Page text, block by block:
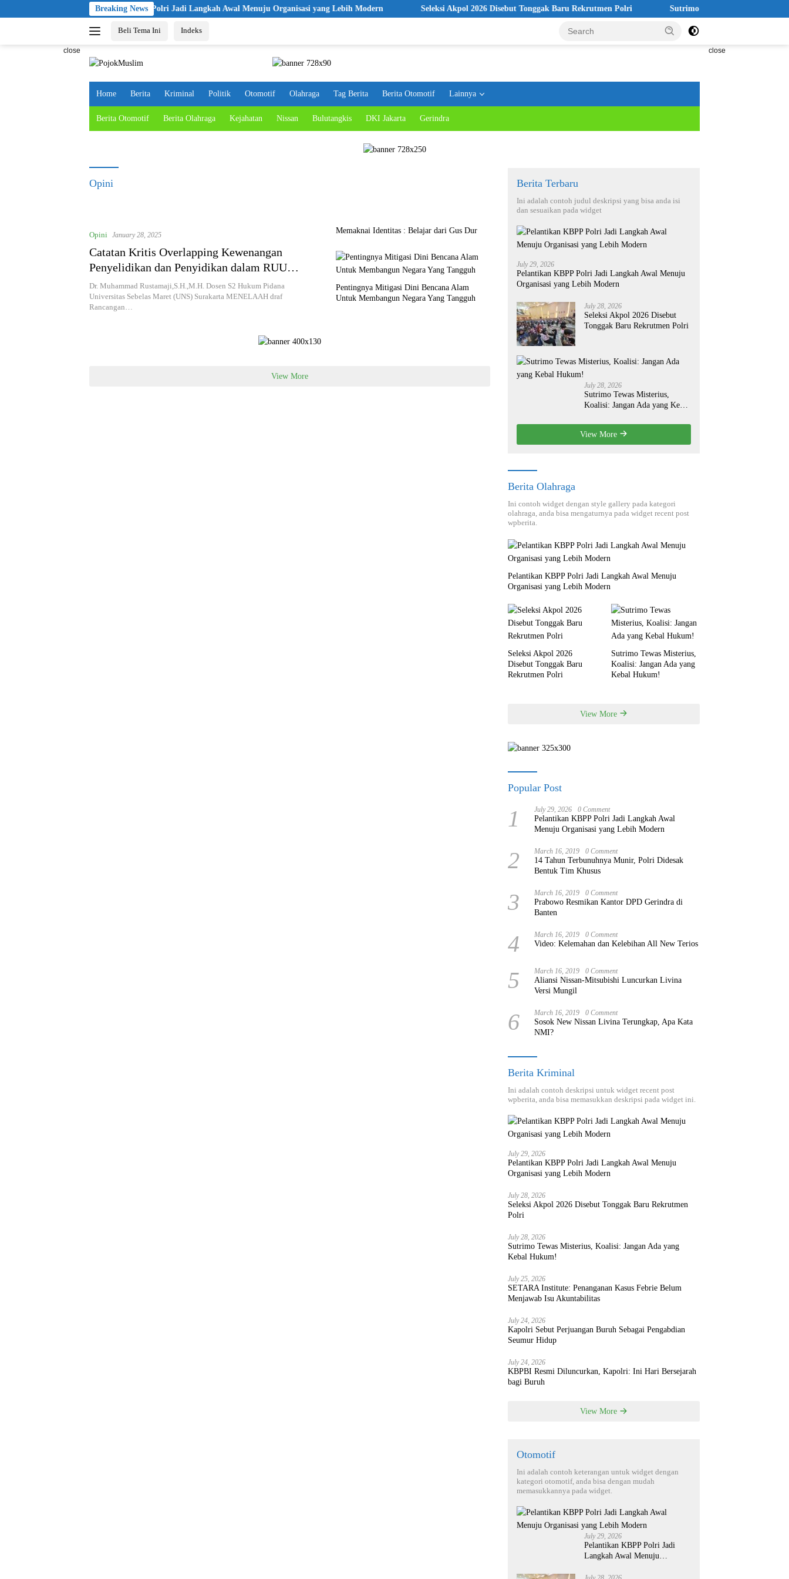
to
Breaking News
Pelantikan KBPP Polri Jadi Langkah Awal Menuju Organisasi yang Lebih Modern Seleksi Akpol 2026 Disebut Tonggak Baru Rekrutmen Polri Sutrimo Tewas Misterius, Koalisi:
Beli Tema Ini Indeks
close close
Home Berita Kriminal Politik Otomotif Olahraga Tag Berita Berita Otomotif Lainnya
Berita Otomotif Berita Olahraga Kejahatan Nissan Bulutangkis DKI Jakarta Gerindra
Opini
Opini January 28, 2025
Catatan Kritis Overlapping Kewenangan
Penyelidikan dan Penyidikan dalam RUU
KUHAP
Dr. Muhammad Rustamaji,S.H.,M.H. Dosen S2 Hukum Pidana
Universitas Sebelas Maret (UNS) Surakarta MENELAAH draf
Rancangan…
Memaknai Identitas : Belajar dari Gus Dur
Pentingnya Mitigasi Dini Bencana Alam
Untuk Membangun Negara Yang Tangguh
View More
Berita Terbaru
Ini adalah contoh judul deskripsi yang bisa anda isi
dan sesuaikan pada widget
July 29, 2026
Pelantikan KBPP Polri Jadi Langkah Awal Menuju
Organisasi yang Lebih Modern
July 28, 2026
Seleksi Akpol 2026 Disebut
Tonggak Baru Rekrutmen Polri
July 28, 2026
Sutrimo Tewas Misterius,
Koalisi: Jangan Ada yang Kebal
View More
Berita Olahraga
Ini contoh widget dengan style gallery pada kategori
olahraga, anda bisa mengaturnya pada widget recent post
wpberita.
Pelantikan KBPP Polri Jadi Langkah Awal Menuju
Organisasi yang Lebih Modern
Seleksi Akpol 2026
Disebut Tonggak Baru
Rekrutmen Polri
Sutrimo Tewas Misterius,
Koalisi: Jangan Ada yang
Kebal Hukum!
View More
Popular Post
1 July 29, 2026 0 Comment
Pelantikan KBPP Polri Jadi Langkah Awal
Menuju Organisasi yang Lebih Modern
2 March 16, 2019 0 Comment
14 Tahun Terbunuhnya Munir, Polri Didesak
Bentuk Tim Khusus
3 March 16, 2019 0 Comment
Prabowo Resmikan Kantor DPD Gerindra di
Banten
4 March 16, 2019 0 Comment
Video: Kelemahan dan Kelebihan All New Terios
5 March 16, 2019 0 Comment
Aliansi Nissan-Mitsubishi Luncurkan Livina
Versi Mungil
6 March 16, 2019 0 Comment
Sosok New Nissan Livina Terungkap, Apa Kata
NMI?
Berita Kriminal
Ini adalah contoh deskripsi untuk widget recent post
wpberita, anda bisa memasukkan deskripsi pada widget ini.
July 29, 2026
Pelantikan KBPP Polri Jadi Langkah Awal Menuju
Organisasi yang Lebih Modern
July 28, 2026
Seleksi Akpol 2026 Disebut Tonggak Baru Rekrutmen
Polri
July 28, 2026
Sutrimo Tewas Misterius, Koalisi: Jangan Ada yang
Kebal Hukum!
July 25, 2026
SETARA Institute: Penanganan Kasus Febrie Belum
Menjawab Isu Akuntabilitas
July 24, 2026
Kapolri Sebut Perjuangan Buruh Sebagai Pengabdian
Seumur Hidup
July 24, 2026
KBPBI Resmi Diluncurkan, Kapolri: Ini Hari Bersejarah
bagi Buruh
View More
Otomotif
Ini adalah contoh keterangan untuk widget dengan
kategori otomotif, anda bisa dengan mudah
memasukkannya pada widget.
July 29, 2026
Pelantikan KBPP Polri Jadi
Langkah Awal Menuju